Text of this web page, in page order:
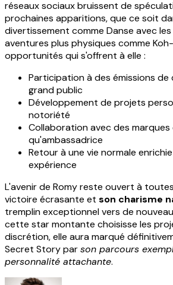
réseaux sociaux bruissent de
prochaines apparitions, que ce soit
divertissement comme Danse avec
aventures plus physiques comme
opportunités qui s'offrent à elle :
Participation à des émissions de
grand public
Développement de projets
notoriété
Collaboration avec des
qu'ambassadrice
Retour à une vie normale
expérience
L'avenir de Romy reste ouvert à
victoire écrasante et son charisme
tremplin exceptionnel vers de
cette star montante choisisse les
discrétion, elle aura marqué
Secret Story parson parcours
personnalité attachante.